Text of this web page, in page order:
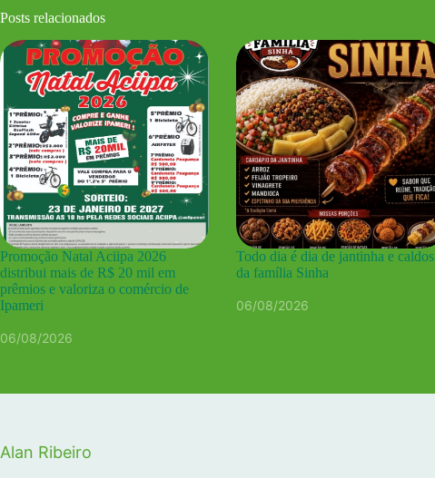
Posts relacionados
Promoção Natal Aciipa 2026
distribui mais de R$ 20 mil em
prêmios e valoriza o comércio de
Ipameri
06/08/2026
Todo dia é dia de jantinha e caldos
da família Sinha
06/08/2026
Alan Ribeiro